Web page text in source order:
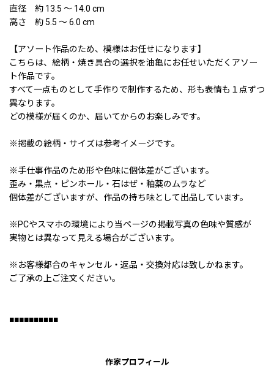
直径 約 13.5 〜 14.0 cm
高さ 約 5.5 〜 6.0 cm
【アソート作品のため、模様はお任せになります】
こちらは、絵柄・焼き具合の選択を油亀にお任せいただくアソー
ト作品です。
すべて一点ものとして手作りで制作するため、形も表情も１点ずつ
異なります。
どの模様が届くのか、届いてからのお楽しみです。
※掲載の絵柄・サイズは参考イメージです。
※手仕事作品のため形や色味に個体差がございます。
歪み・黒点・ピンホール・石はぜ・釉薬のムラなど
個体差がございますが、作品の持ち味として出品しています。
※PCやスマホの環境により当ページの掲載写真の色味や質感が
実物とは異なって見える場合がございます。
※お客様都合のキャンセル・返品・交換対応は致しかねます。
ご了承の上ご注文ください。
■■■■■■■■■■
作家プロフィール